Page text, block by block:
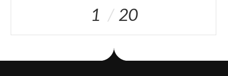
1 20